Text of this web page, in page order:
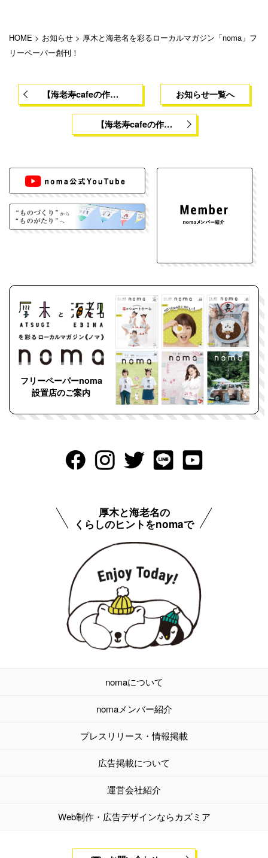
HOME > お知らせ > 厚木と海老名を彩るローカルマガジン「noma」フ
リーペーパー創刊！
【海老寿cafeの作… お知らせ一覧へ
【海老寿cafeの作…
フリーペーパーnoma
設置店のご案内
厚木と海老名の
くらしのヒントをnomaで
nomaについて
nomaメンバー紹介
プレスリリース・情報掲載
広告掲載について
運営会社紹介
Web制作・広告デザインならカズミア